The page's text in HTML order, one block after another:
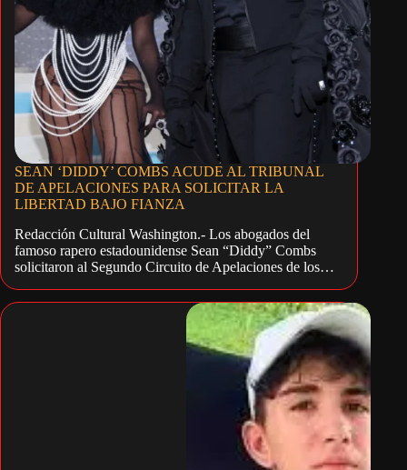
SEAN ‘DIDDY’ COMBS ACUDE AL TRIBUNAL
DE APELACIONES PARA SOLICITAR LA
LIBERTAD BAJO FIANZA
Redacción Cultural Washington.- Los abogados del
famoso rapero estadounidense Sean “Diddy” Combs
solicitaron al Segundo Circuito de Apelaciones de los…